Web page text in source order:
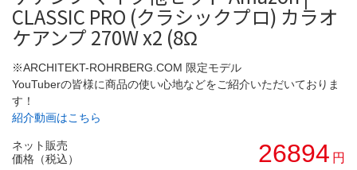
CLASSIC PRO (クラシックプロ) カラオ
ケアンプ 270W x2 (8Ω
※ARCHITEKT-ROHRBERG.COM 限定モデル
YouTuberの皆様に商品の使い心地などをご紹介いただいておりま
す！
紹介動画はこちら
ネット販売
価格（税込）
26894 円